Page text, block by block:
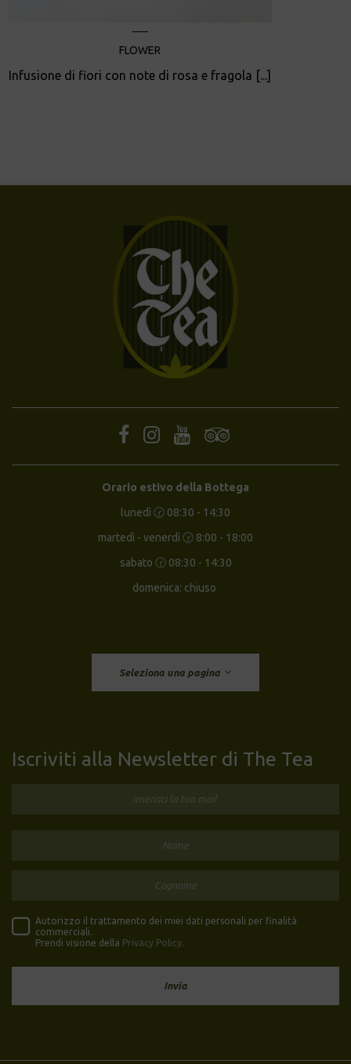
FLOWER
Infusione di fiori con note di rosa e fragola [...]
Orario estivo della Bottega
lunedì 🕝 08:30 - 14:30
martedì - venerdì 🕝 8:00 - 18:00
sabato 🕝 08:30 - 14:30
domenica: chiuso
Seleziona una pagina
Iscriviti alla Newsletter di The Tea
Autorizzo il trattamento dei miei dati personali per finalità
commerciali.
Prendi visione della Privacy Policy.